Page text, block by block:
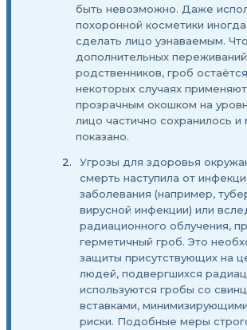
быть невозможно. Даже
похоронной косметики
сделать лицо узнаваемым.
дополнительных
родственников, гроб
некоторых случаях
прозрачным окошком на
лицо частично сохранилось
показано.
Угрозы для здоровья
смерть наступила от
заболевания (например,
вирусной инфекции) или
радиационного облучения,
герметичный гроб. Это
защиты присутствующих на
людей, подвергшихся
используются гробы со
вставками,
риски. Подобные меры